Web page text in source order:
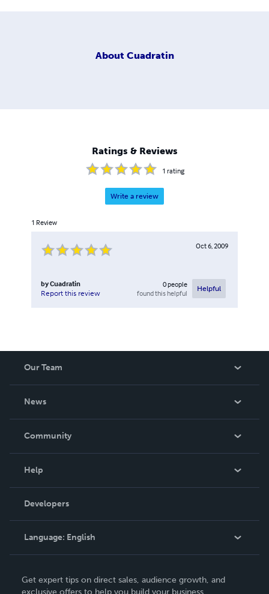
About Cuadratin
Ratings & Reviews
1 rating
Write a review
1 Review
Oct 6, 2009
byCuadratin
Report this review
0people
found this helpful
Helpful
Our Team
News
In The News
Community
Podcast
Help
Order Lookup
Knowledge Base
Contact Support
Developers
Language: English
Deutsch
Get expert tips on direct sales, audience growth, and